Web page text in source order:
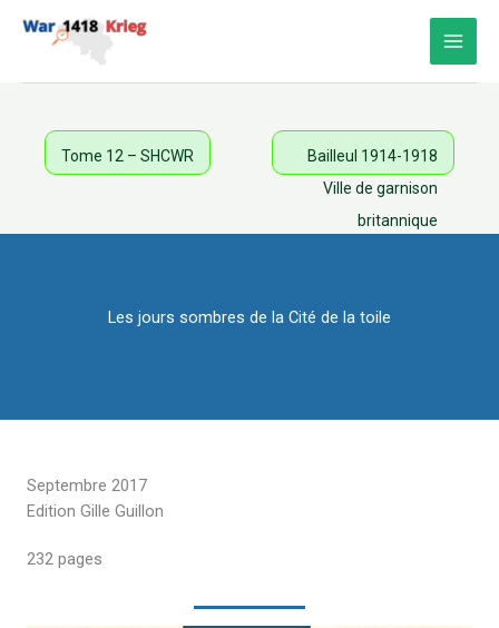
Tome 12 – SHCWR
Bailleul 1914-1918
Ville de garnison
britannique
Les jours sombres de la Cité de la toile
Septembre 2017
Edition Gille Guillon
232 pages